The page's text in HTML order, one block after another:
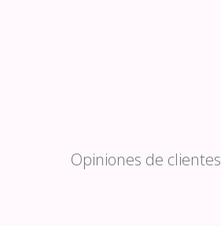
Opiniones de clientes